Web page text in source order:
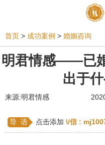
相亲 同性恋
爱情相关
姻缘测试 美容
感情挽回 双鱼座男
首页 > 成功案例 > 婚姻咨询
明君情感——已
出于
来源:明君情感
导 语 点击添加 \/信 :